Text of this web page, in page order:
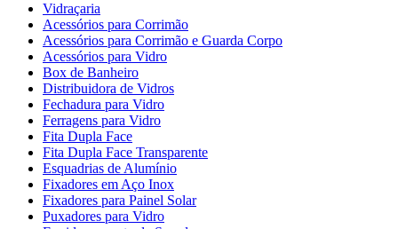
Vidraçaria
Acessórios para Corrimão
Acessórios para Corrimão e Guarda Corpo
Acessórios para Vidro
Box de Banheiro
Distribuidora de Vidros
Fechadura para Vidro
Ferragens para Vidro
Fita Dupla Face
Fita Dupla Face Transparente
Esquadrias de Alumínio
Fixadores em Aço Inox
Fixadores para Painel Solar
Puxadores para Vidro